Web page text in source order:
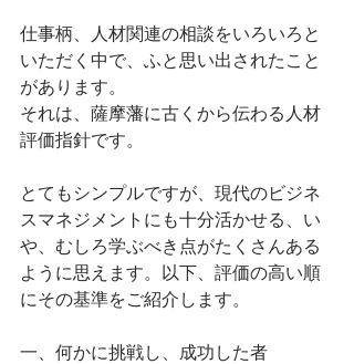
仕事柄、人材関連の相談をいろいろと
いただく中で、ふと思い出されたこと
があります。
それは、薩摩藩に古くから伝わる人材
評価指針です。
とてもシンプルですが、現代のビジネ
スマネジメントにも十分活かせる、い
や、むしろ学ぶべき点がたくさんある
ように思えます。以下、評価の高い順
にその基準をご紹介します。
一、何かに挑戦し、成功した者